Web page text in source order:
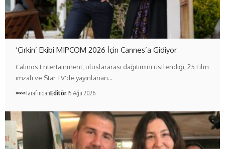
‘Çirkin’ Ekibi MIPCOM 2026 İçin Cannes’a Gidiyor
Calinos Entertainment, uluslararası dağıtımını üstlendiği, 25 Film
imzalı ve Star TV'de yayınlanan…
TarafındanEditör 5 Ağu 2026